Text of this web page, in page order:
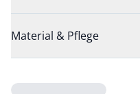
Material & Pflege